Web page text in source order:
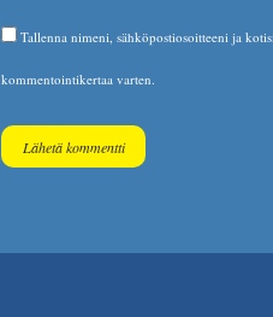
Tallenna nimeni, sähköpostiosoitteeni ja
kommentointikertaa varten.